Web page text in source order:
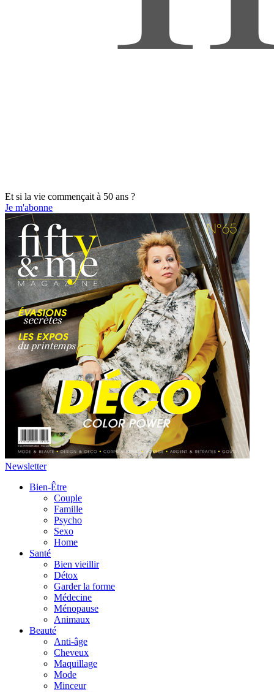
Et si la vie commençait à 50 ans ?
Je m'abonne
Newsletter
Bien-Être
Couple
Famille
Psycho
Sexo
Home
Santé
Bien vieillir
Détox
Garder la forme
Médecine
Ménopause
Animaux
Beauté
Anti-âge
Cheveux
Maquillage
Mode
Minceur